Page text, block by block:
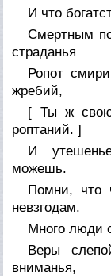
И что
Смертным
страданья
Ропот
жребий,
[ Ты ж свою
роптаний. ]
И
можешь.
Помни, что
невзгодам.
Много люди
Веры
вниманья,